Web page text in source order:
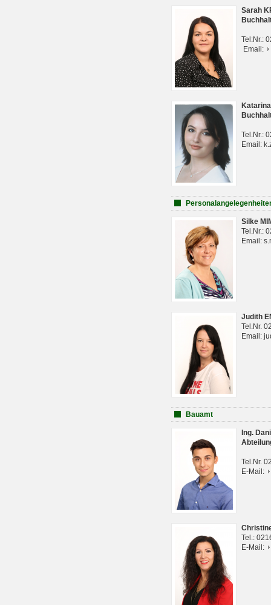
Sarah
Tel:Nr.:
Email:
Tel.Nr.:
Email:
Silke
Tel.Nr.:
Email:
Judith
Tel.Nr.
Email:
Bauamt
Ing.
Tel.Nr.
E-Mail:
Tel.:
E-Mail: